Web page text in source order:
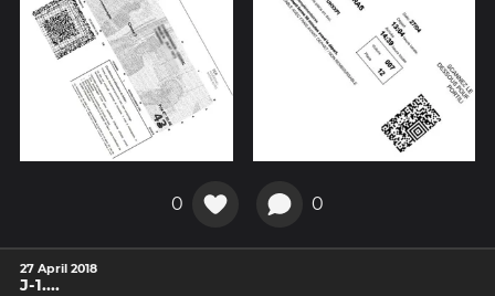
0 0
27 April 2018
J-1....